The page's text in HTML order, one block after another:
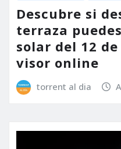
Descubre si
terraza
solar del 12
visor online
torrent al dia